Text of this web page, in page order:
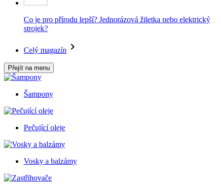
Co je pro přírodu lepší? Jednorázová žiletka nebo elektrický
strojek?
Celý magazín
Přejít na menu
Šampony
Pečující oleje
Vosky a balzámy